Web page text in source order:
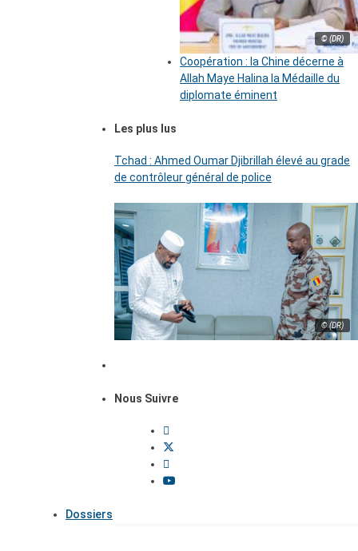
© (DR)
Coopération : la Chine décerne à
Allah Maye Halina la Médaille du
diplomate éminent
Les plus lus
Tchad : Ahmed Oumar Djibrillah élevé au grade
de contrôleur général de police
© (DR)
Nous Suivre
Dossiers